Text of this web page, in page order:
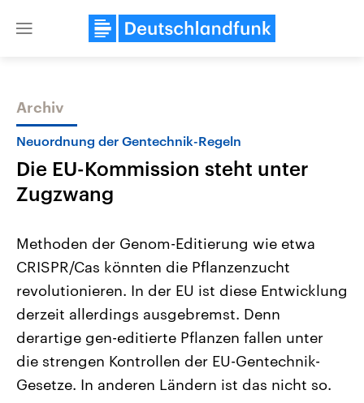
Close
Themen
Landtagswahl Sachsen-Anhalt
2026
Alle Informationen
Sachsen-Anhalt wählt am 6.
September 2026 einen neuen
Landtag. Seit 2021 wird das
Bundesland von einer Koalition aus
CDU, SPD und FDP regiert.-
Umfragen, Prognosen,
USA
Aktuelle Beiträge,
Hintergründe
Wirtschaftlich und
gehören die Vereinigten
den mächtigsten Ländern
mit großem Einfluss auf
Archiv
Neuordnung der Gentechnik-Regeln
Die EU-Kommission steht unter
Zugzwang
Methoden der Genom-Editierung wie etwa
CRISPR/Cas könnten die Pflanzenzucht
revolutionieren. In der EU ist diese Entwicklung
derzeit allerdings ausgebremst. Denn
derartige gen-editierte Pflanzen fallen unter
die strengen Kontrollen der EU-Gentechnik-
Gesetze. In anderen Ländern ist das nicht so.